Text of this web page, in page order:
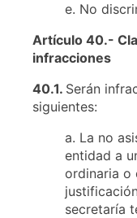
e. No
Artículo 40.-
infracciones
40.1. Serán
siguientes:
a. La no
entidad a
ordinaria o
secretaría